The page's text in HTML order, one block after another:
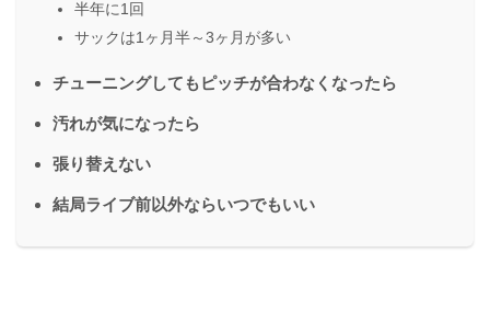
半年に1回
サックは1ヶ月半～3ヶ月が多い
チューニングしてもピッチが合わなくなったら
汚れが気になったら
張り替えない
結局ライブ前以外ならいつでもいい